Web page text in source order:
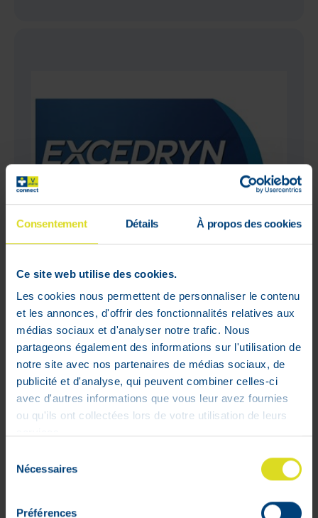
Consentement Détails À propos des cookies
Ce site web utilise des cookies.
Les cookies nous permettent de personnaliser le contenu
et les annonces, d'offrir des fonctionnalités relatives aux
médias sociaux et d'analyser notre trafic. Nous
partageons également des informations sur l'utilisation de
notre site avec nos partenaires de médias sociaux, de
publicité et d'analyse, qui peuvent combiner celles-ci
avec d'autres informations que vous leur avez fournies
ou qu'ils ont collectées lors de votre utilisation de leurs
Nécessaires
Préférences
Excedryn Douleurs/Fievre 20
Comprimés Pelliculés
6,05€
En stock